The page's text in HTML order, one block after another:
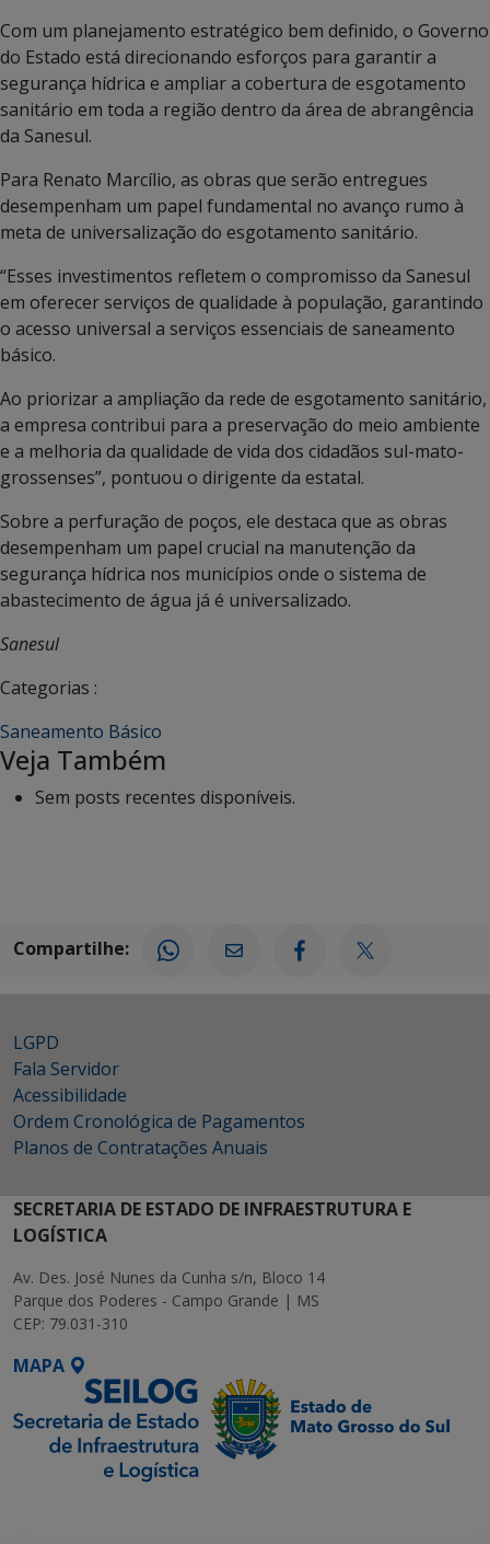
Com um planejamento estratégico bem definido, o Governo
do Estado está direcionando esforços para garantir a
segurança hídrica e ampliar a cobertura de esgotamento
sanitário em toda a região dentro da área de abrangência
da Sanesul.
Para Renato Marcílio, as obras que serão entregues
desempenham um papel fundamental no avanço rumo à
meta de universalização do esgotamento sanitário.
“Esses investimentos refletem o compromisso da Sanesul
em oferecer serviços de qualidade à população, garantindo
o acesso universal a serviços essenciais de saneamento
básico.
Ao priorizar a ampliação da rede de esgotamento sanitário,
a empresa contribui para a preservação do meio ambiente
e a melhoria da qualidade de vida dos cidadãos sul-mato-
grossenses”, pontuou o dirigente da estatal.
Sobre a perfuração de poços, ele destaca que as obras
desempenham um papel crucial na manutenção da
segurança hídrica nos municípios onde o sistema de
abastecimento de água já é universalizado.
Sanesul
Categorias :
Saneamento Básico
Veja Também
Sem posts recentes disponíveis.
Compartilhe:
LGPD
Fala Servidor
Acessibilidade
Ordem Cronológica de Pagamentos
Planos de Contratações Anuais
SECRETARIA DE ESTADO DE INFRAESTRUTURA E
LOGÍSTICA
Av. Des. José Nunes da Cunha s/n, Bloco 14
Parque dos Poderes - Campo Grande | MS
CEP: 79.031-310
MAPA